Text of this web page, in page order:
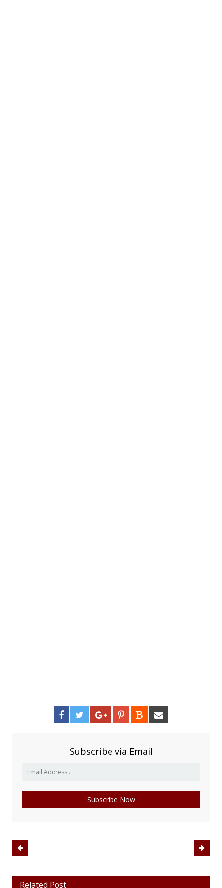
Subscribe via Email
Related Post